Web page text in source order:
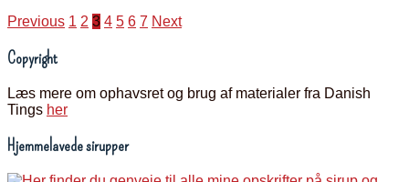
Indlægsinddeling
Previous 1 2 3 4 5 6 7 Next
Copyright
Læs mere om ophavsret og brug af materialer fra Danish
Tings her
Hjemmelavede sirupper